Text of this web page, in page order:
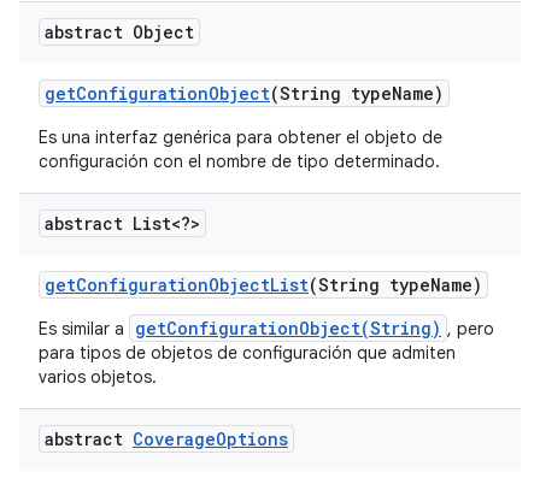
abstract Object
getConfigurationObject(String typeName)
Es una interfaz genérica para obtener el objeto de
configuración con el nombre de tipo determinado.
abstract List<?>
getConfigurationObjectList(String typeName)
Es similar a getConfigurationObject(String) , pero
para tipos de objetos de configuración que admiten
varios objetos.
abstract CoverageOptions